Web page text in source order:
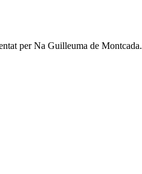
per Na Guilleuma de Montcada.